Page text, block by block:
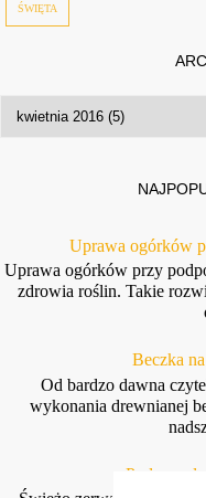
ŚWIĘTA
Uprawa ogórków
Uprawa ogórków przy
zdrowia roślin. Takie
Beczka
Od bardzo dawna
wykonania drewnianej
Podpora